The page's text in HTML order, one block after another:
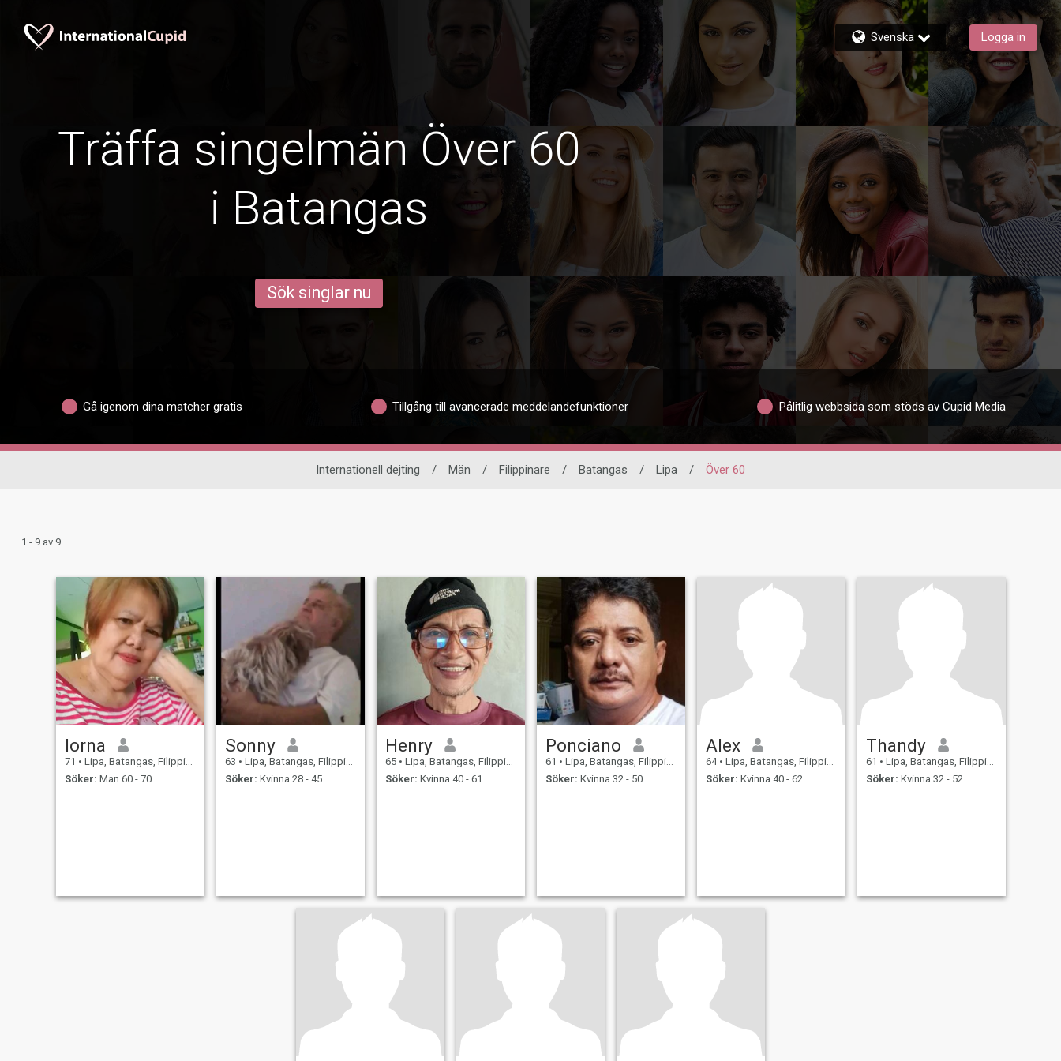
Svenska Logga in
Träffa singelmän Över 60
i Batangas
Sök singlar nu
Gå igenom dina matcher gratis Tillgång till avancerade meddelandefunktioner Pålitlig webbsida som stöds av Cupid Media
Internationell dejting / Män / Filippinare / Batangas / Lipa / Över 60
1 - 9 av 9
lorna
71 • Lipa, Batangas, Filippinerna
Söker: Man 60 - 70
Sonny
63 • Lipa, Batangas, Filippinerna
Söker: Kvinna 28 - 45
Henry
65 • Lipa, Batangas, Filippinerna
Söker: Kvinna 40 - 61
Ponciano
61 • Lipa, Batangas, Filippinerna
Söker: Kvinna 32 - 50
Alex
64 • Lipa, Batangas, Filippinerna
Söker: Kvinna 40 - 62
Thandy
61 • Lipa, Batangas, Filippinerna
Söker: Kvinna 32 - 52